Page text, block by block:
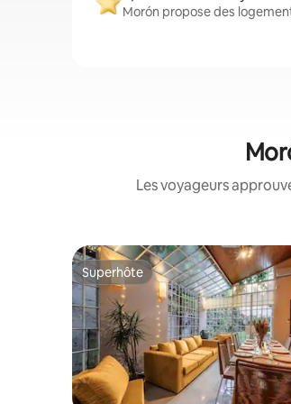
Morón propose des
Les voyageurs
Superhôte
Superhôte